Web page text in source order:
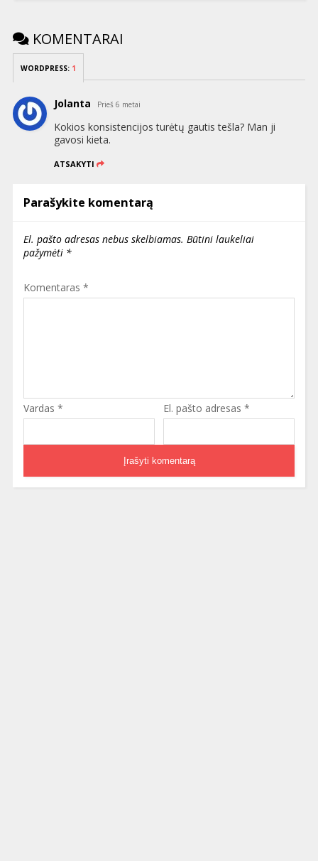
KOMENTARAI
WORDPRESS: 1
Jolanta Prieš 6 metai
Kokios konsistencijos turėtų gautis tešla? Man ji
gavosi kieta.
ATSAKYTI
Parašykite komentarą
El. pašto adresas nebus skelbiamas. Būtini laukeliai
pažymėti *
Komentaras *
Vardas * El. pašto adresas *